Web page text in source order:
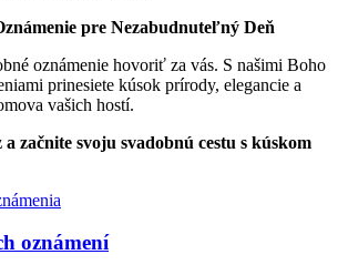
pre Nezabudnuteľný Deň
oznámenie hovoriť za vás. S našimi Boho
prinesiete kúsok prírody, elegancie a
vašich hostí.
začnite svoju svadobnú cestu s kúskom
oznámení